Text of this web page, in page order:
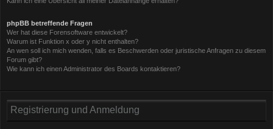
phpBB betreffende Fragen
Wer hat diese Forensoftware entwickelt?
Warum ist Funktion x oder y nicht enthalten?
An wen soll ich mich wenden, falls es Beschwerden oder juristische Anfragen zu diesem
Forum gibt?
Wie kann ich einen Administrator des Boards kontaktieren?
Registrierung und Anmeldung